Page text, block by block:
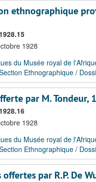
ethnographique
1928
du Musée royal de
Ethnographique /
par M.
1928
du Musée royal de
Ethnographique /
par R.P. De